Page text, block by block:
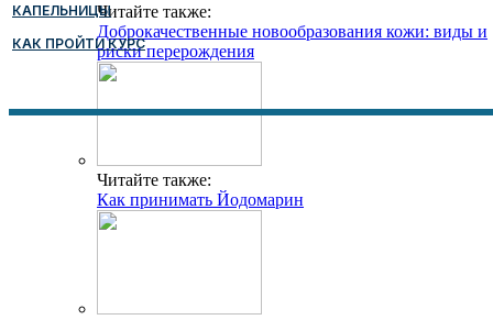
Читайте также:
Доброкачественные новообразования кожи: виды и
риски перерождения
Читайте также:
Как принимать Йодомарин
КАПЕЛЬНИЦЫ
КАК ПРОЙТИ КУРС